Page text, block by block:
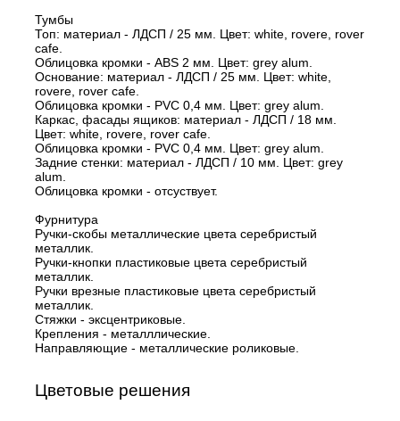
Тумбы
Топ: материал - ЛДСП / 25 мм. Цвет: white, rovere, rover
cafe.
Облицовка кромки - ABS 2 мм. Цвет: grey alum.
Основание: материал - ЛДСП / 25 мм. Цвет: white,
rovere, rover cafe.
Облицовка кромки - PVC 0,4 мм. Цвет: grey alum.
Каркас, фасады ящиков: материал - ЛДСП / 18 мм.
Цвет: white, rovere, rover cafe.
Облицовка кромки - PVC 0,4 мм. Цвет: grey alum.
Задние стенки: материал - ЛДСП / 10 мм. Цвет: grey
alum.
Облицовка кромки - отсуствует.
Фурнитура
Ручки-скобы металлические цвета серебристый
металлик.
Ручки-кнопки пластиковые цвета серебристый
металлик.
Ручки врезные пластиковые цвета серебристый
металлик.
Стяжки - эксцентриковые.
Крепления - металллические.
Направляющие - металлические роликовые.
Цветовые решения